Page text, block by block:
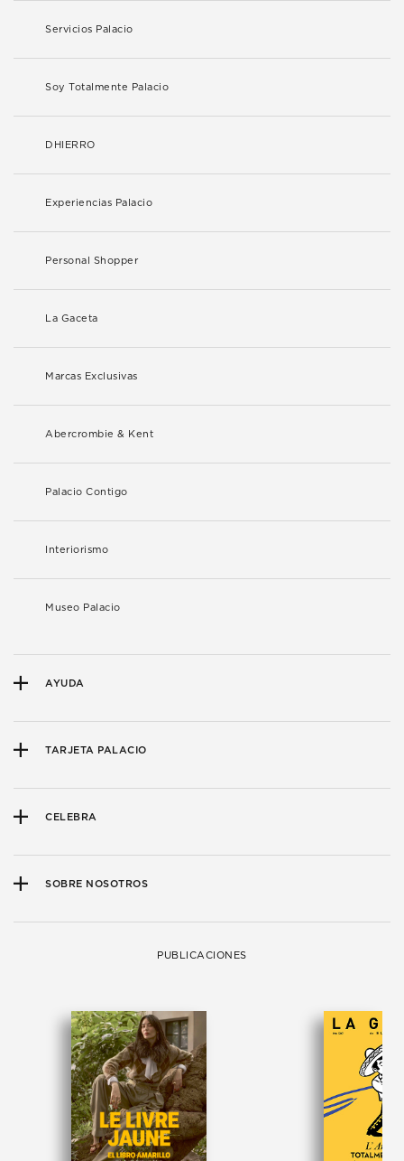
Servicios Palacio
Soy Totalmente Palacio
DHIERRO
Experiencias Palacio
Personal Shopper
La Gaceta
Marcas Exclusivas
Abercrombie & Kent
Palacio Contigo
Interiorismo
Museo Palacio
AYUDA
TARJETA PALACIO
CELEBRA
SOBRE NOSOTROS
PUBLICACIONES